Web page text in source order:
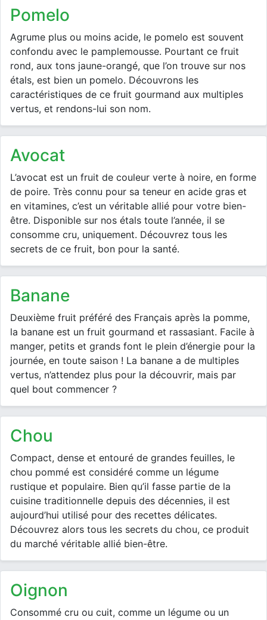
pomelo
Agrume plus ou moins acide, le pomelo est souvent
confondu avec le pamplemousse. Pourtant ce fruit
rond, aux tons jaune-orangé, que l’on trouve sur nos
étals, est bien un pomelo. Découvrons les
caractéristiques de ce fruit gourmand aux multiples
vertus, et rendons-lui son nom.
avocat
L’avocat est un fruit de couleur verte à noire, en forme
de poire. Très connu pour sa teneur en acide gras et
en vitamines, c’est un véritable allié pour votre bien-
être. Disponible sur nos étals toute l’année, il se
consomme cru, uniquement. Découvrez tous les
secrets de ce fruit, bon pour la santé.
banane
Deuxième fruit préféré des Français après la pomme,
la banane est un fruit gourmand et rassasiant. Facile à
manger, petits et grands font le plein d’énergie pour la
journée, en toute saison ! La banane a de multiples
vertus, n’attendez plus pour la découvrir, mais par
quel bout commencer ?
chou
Compact, dense et entouré de grandes feuilles, le
chou pommé est considéré comme un légume
rustique et populaire. Bien qu’il fasse partie de la
cuisine traditionnelle depuis des décennies, il est
aujourd’hui utilisé pour des recettes délicates.
Découvrez alors tous les secrets du chou, ce produit
du marché véritable allié bien-être.
oignon
Consommé cru ou cuit, comme un légume ou un